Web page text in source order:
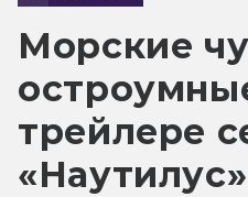
Морские
трейлере
«Наутилус»